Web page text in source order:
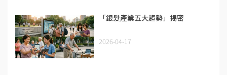
「銀髮產業五大趨勢」揭密
2026-04-17